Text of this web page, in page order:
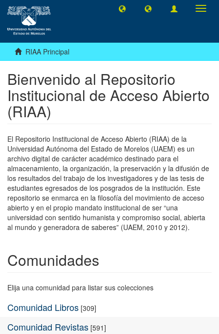
RIAA Principal
Bienvenido al Repositorio
Institucional de Acceso Abierto
(RIAA)
El Repositorio Institucional de Acceso Abierto (RIAA) de la
Universidad Autónoma del Estado de Morelos (UAEM) es un
archivo digital de carácter académico destinado para el
almacenamiento, la organización, la preservación y la difusión de
los resultados del trabajo de los investigadores y de las tesis de
estudiantes egresados de los posgrados de la institución. Este
repositorio se enmarca en la filosofía del movimiento de acceso
abierto y en el propio mandato institucional de ser “una
universidad con sentido humanista y compromiso social, abierta
al mundo y generadora de saberes” (UAEM, 2010 y 2012).
Comunidades
Elija una comunidad para listar sus colecciones
Comunidad Libros [309]
Comunidad Revistas [591]